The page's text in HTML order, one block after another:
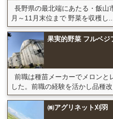
長野県の最北端にあたる・飯山
月～11月末位まで 野菜を収穫し
果実的野菜 フルベジ
前職は種苗メーカーでメロンと
した。前職の経験を活かし品種改
㈱アグリネット刈羽